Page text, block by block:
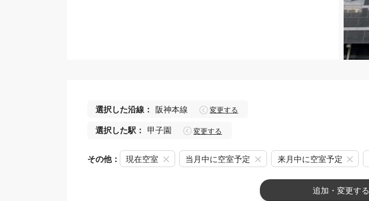
選択した沿線： 阪神本線 変更する
選択した駅： 甲子園 変更する
その他： 現在空室 当月中に空室予定 来月中に空室予定
追加・変更する